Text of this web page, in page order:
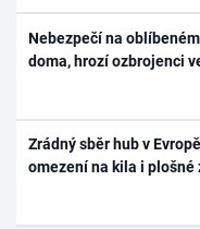
Nebezpečí na
doma, hrozí ozbrojenci
Zrádný sběr hub v
omezení na kila i plošné